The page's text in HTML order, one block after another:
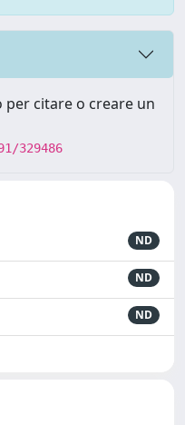
citare o creare un
329486
ND
ND
ND